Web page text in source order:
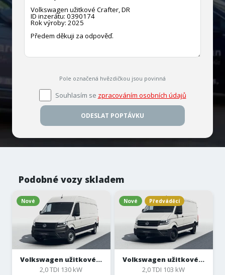
Pole označená hvězdičkou jsou povinná
Souhlasím se zpracováním osobních údajů
ODESLAT POPTÁVKU
Podobné vozy skladem
Nové
Volkswagen užitkové...
2,0 TDI 130 kW
Nové Předváděcí
Volkswagen užitkové...
2,0 TDI 103 kW